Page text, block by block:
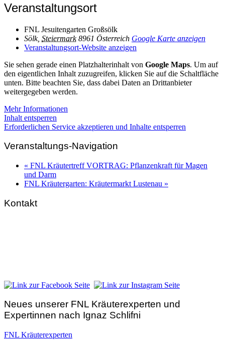
Veranstaltungsort
FNL Jesuitengarten Großsölk
Sölk, Steiermark 8961 Österreich Google Karte anzeigen
Veranstaltungsort-Website anzeigen
Sie sehen gerade einen Platzhalterinhalt von Google Maps. Um auf
den eigentlichen Inhalt zuzugreifen, klicken Sie auf die Schaltfläche
unten. Bitte beachten Sie, dass dabei Daten an Drittanbieter
weitergegeben werden.
Mehr Informationen
Inhalt entsperren
Erforderlichen Service akzeptieren und Inhalte entsperren
Veranstaltungs-Navigation
« FNL Kräutertreff VORTRAG: Pflanzenkraft für Magen
und Darm
FNL Kräutergarten: Kräutermarkt Lustenau »
Kontakt
Neues unserer FNL Kräuterexperten und
Expertinnen nach Ignaz Schlifni
FNL Kräuterexperten